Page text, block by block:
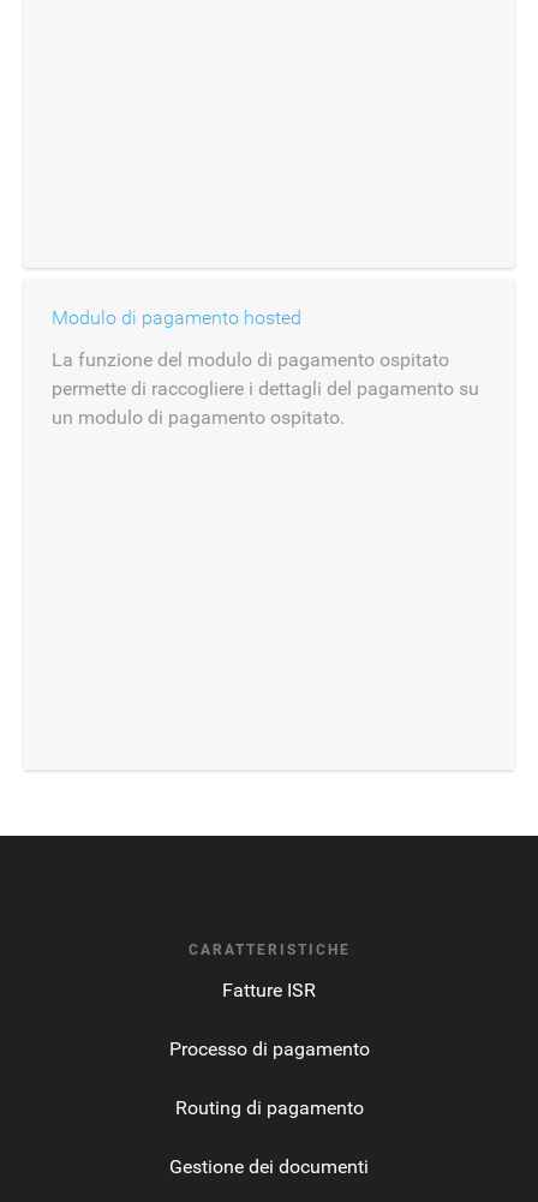
Modulo di pagamento hosted
La funzione del modulo di pagamento ospitato
permette di raccogliere i dettagli del pagamento su
un modulo di pagamento ospitato.
CARATTERISTICHE
Fatture ISR
Processo di pagamento
Routing di pagamento
Gestione dei documenti